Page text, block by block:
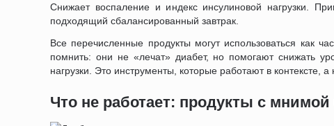
Снижает воспаление и индекс инсулиновой нагрузки.
подходящий сбалансированный завтрак.
Все перечисленные продукты могут использоваться как
помнить: они не «лечат» диабет, но помогают снижать
нагрузки. Это инструменты, которые работают в контексте,
Что не работает: продукты с